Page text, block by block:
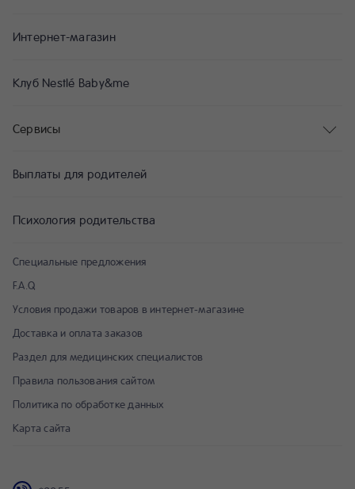
Специальные предложения
F.A.Q
Условия продажи товаров в интернет-магазине
Доставка и оплата заказов
Раздел для медицинских специалистов
Правила пользования сайтом
Политика по обработке данных
Карта сайта
Интернет-магазин
Клуб Nestlé Baby&me
Сервисы
Выплаты для родителей
Психология родительства